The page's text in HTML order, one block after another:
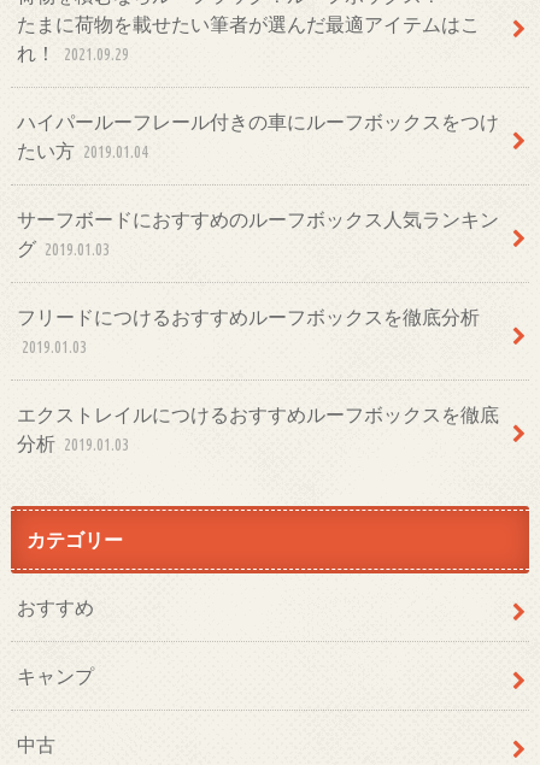
たまに荷物を載せたい筆者が選んだ最適アイテムはこ
れ！
2021.09.29
ハイパールーフレール付きの車にルーフボックスをつけ
たい方 2019.01.04
サーフボードにおすすめのルーフボックス人気ランキン
グ 2019.01.03
フリードにつけるおすすめルーフボックスを徹底分析
2019.01.03
エクストレイルにつけるおすすめルーフボックスを徹底
分析 2019.01.03
カテゴリー
おすすめ
キャンプ
中古